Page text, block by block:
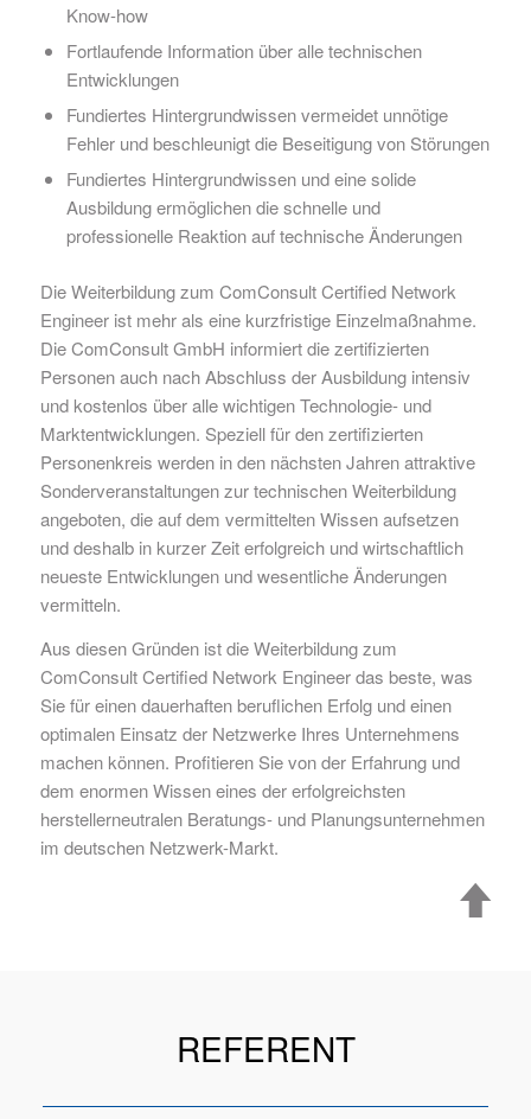
Know-how
Fortlaufende Information über alle technischen
Entwicklungen
Fundiertes Hintergrundwissen vermeidet unnötige
Fehler und beschleunigt die Beseitigung von Störungen
Fundiertes Hintergrundwissen und eine solide
Ausbildung ermöglichen die schnelle und
professionelle Reaktion auf technische Änderungen
Die Weiterbildung zum ComConsult Certified Network
Engineer ist mehr als eine kurzfristige Einzelmaßnahme.
Die ComConsult GmbH informiert die zertifizierten
Personen auch nach Abschluss der Ausbildung intensiv
und kostenlos über alle wichtigen Technologie- und
Marktentwicklungen. Speziell für den zertifizierten
Personenkreis werden in den nächsten Jahren attraktive
Sonderveranstaltungen zur technischen Weiterbildung
angeboten, die auf dem vermittelten Wissen aufsetzen
und deshalb in kurzer Zeit erfolgreich und wirtschaftlich
neueste Entwicklungen und wesentliche Änderungen
vermitteln.
Aus diesen Gründen ist die Weiterbildung zum
ComConsult Certified Network Engineer das beste, was
Sie für einen dauerhaften beruflichen Erfolg und einen
optimalen Einsatz der Netzwerke Ihres Unternehmens
machen können. Profitieren Sie von der Erfahrung und
dem enormen Wissen eines der erfolgreichsten
herstellerneutralen Beratungs- und Planungsunternehmen
im deutschen Netzwerk-Markt.
REFERENT